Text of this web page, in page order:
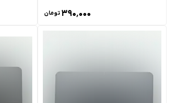
۳۹۰٬۰۰۰ تومان